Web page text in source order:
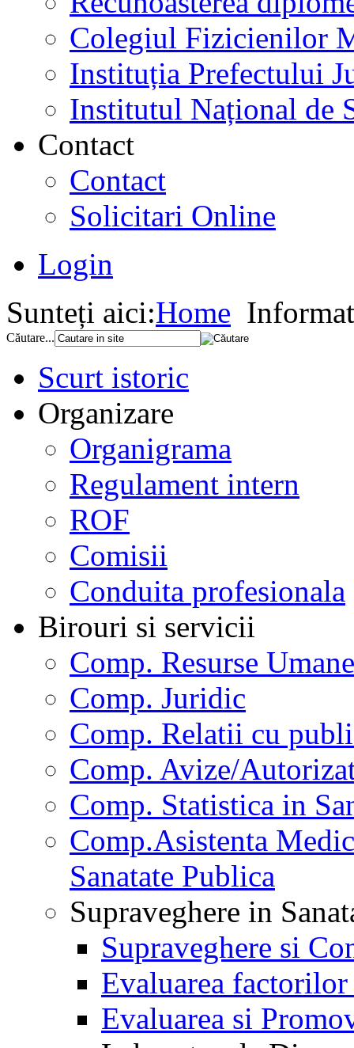
Colegiul Fizicienilor
Instituția Prefectului
Institutul Național de
Contact
Contact
Solicitari Online
Login
Sunteți aici:Home
Căutare...
Scurt istoric
Organizare
Organigrama
Regulament intern
ROF
Comisii
Conduita profesionala
Birouri si servicii
Comp. Resurse Umane
Comp. Juridic
Comp. Relatii cu
Comp. Avize/
Comp. Statistica in
Comp.Asistenta
Sanatate Publica
Supraveghere in
Supraveghere si
Evaluarea
Evaluarea si